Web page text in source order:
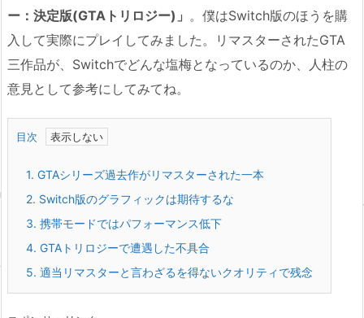
ー：決定版(GTAトリロジー)」 。僕はSwitch版のほうを購
入して実際にプレイしてみました。リマスターされたGTA
三作品が、Switchでどんな塩梅となっているのか、人柱の
意見として参考にしてみてね。
目次
1. GTAシリーズ過去作がリマスターされた一本
2. Switch版のグラフィックは期待するな
3. 携帯モードではパフォーマンス低下
4. GTAトリロジーで遭遇した不具合
5. 適当リマスターと言わざるを得ないクオリティで残念